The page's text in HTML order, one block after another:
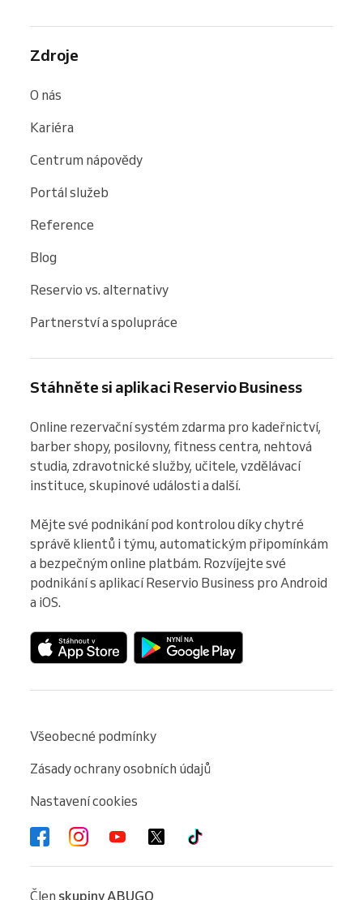
Zdroje
O nás
Kariéra
Centrum nápovědy
Portál služeb
Reference
Blog
Reservio vs. alternativy
Partnerství a spolupráce
Stáhněte si aplikaci Reservio Business
Online rezervační systém zdarma pro kadeřnictví,
barber shopy, posilovny, fitness centra, nehtová
studia, zdravotnické služby, učitele, vzdělávací
instituce, skupinové události a další.
Mějte své podnikání pod kontrolou díky chytré
správě klientů i týmu, automatickým připomínkám
a bezpečným online platbám. Rozvíjejte své
podnikání s aplikací Reservio Business pro Android
a iOS.
Všeobecné podmínky
Zásady ochrany osobních údajů
Nastavení cookies
Člen skupiny ABUGO